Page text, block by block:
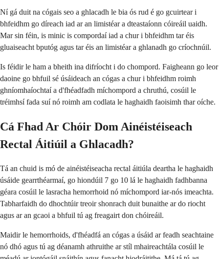
Ní gá duit na cógais seo a ghlacadh le bia ós rud é go gcuirtear i
bhfeidhm go díreach iad ar an limistéar a dteastaíonn cóireáil uaidh.
Mar sin féin, is minic is compordaí iad a chur i bhfeidhm tar éis
gluaiseacht bputóg agus tar éis an limistéar a ghlanadh go críochnúil.
Is féidir le ham a bheith ina difríocht i do chompord. Faigheann go leor
daoine go bhfuil sé úsáideach an cógas a chur i bhfeidhm roimh
ghníomhaíochtaí a d'fhéadfadh míchompord a chruthú, cosúil le
tréimhsí fada suí nó roimh am codlata le haghaidh faoisimh thar oíche.
Cá Fhad Ar Chóir Dom Ainéistéiseach
Rectal Áitiúil a Ghlacadh?
Tá an chuid is mó de ainéistéiseacha rectal áitiúla deartha le haghaidh
úsáide gearrthéarmaí, go hiondúil 7 go 10 lá le haghaidh fadhbanna
géara cosúil le lasracha hemorrhoid nó míchompord iar-nós imeachta.
Tabharfaidh do dhochtúir treoir shonrach duit bunaithe ar do riocht
agus ar an gcaoi a bhfuil tú ag freagairt don chóireáil.
Maidir le hemorrhoids, d'fhéadfá an cógas a úsáid ar feadh seachtaine
nó dhó agus tú ag déanamh athruithe ar stíl mhaireachtála cosúil le